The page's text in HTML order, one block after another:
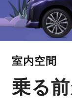
室内空間
乗る